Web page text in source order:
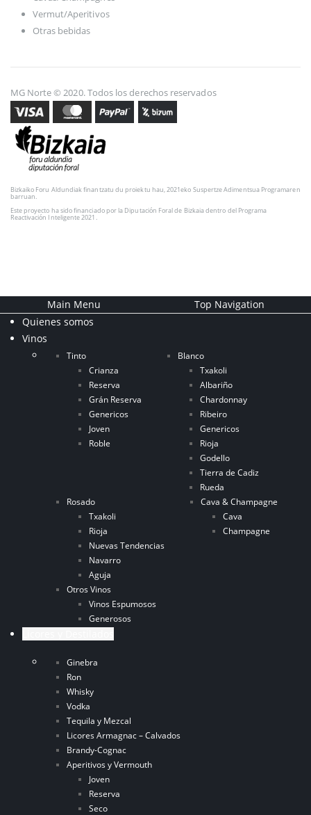
Vermut/Aperitivos
Otras bebidas
MG Norte © 2020. Todos los derechos reservados
Bizkaiko Foru Aldundiak finantzatu du proiektu hau, 2021eko Suspertze Adimentsua Programaren
barruan.
Este proyecto ha sido financiado por la Diputación Foral de Bizkaia dentro del Programa
Reactivación Inteligente 2021.
Main Menu
Top Navigation
Quienes somos
Vinos
Tinto
Crianza
Reserva
Grán Reserva
Genericos
Joven
Roble
Blanco
Txakoli
Albariño
Chardonnay
Ribeiro
Genericos
Rioja
Godello
Tierra de Cadiz
Rueda
Rosado
Txakoli
Rioja
Nuevas Tendencias
Navarro
Aguja
Cava & Champagne
Cava
Champagne
Otros Vinos
Vinos Espumosos
Generosos
Ginebra
Ron
Whisky
Vodka
Tequila y Mezcal
Licores Armagnac – Calvados
Brandy-Cognac
Aperitivos y Vermouth
Joven
Reserva
Seco